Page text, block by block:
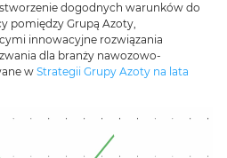
dogodnych warunków do
pomiędzy Grupą Azoty,
innowacyjne rozwiązania
dla branży nawozowo-
w Strategii Grupy Azoty na lata